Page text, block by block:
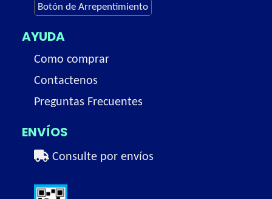
Botón de Arrepentimiento
AYUDA
Como comprar
Contactenos
Preguntas Frecuentes
ENVÍOS
Consulte por envíos